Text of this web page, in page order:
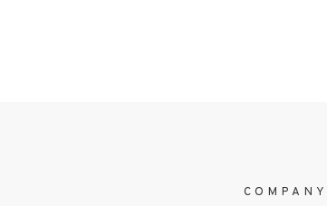
COMPANY